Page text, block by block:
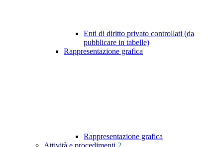
Enti di diritto privato controllati (da
pubblicare in tabelle)
Rappresentazione grafica
Rappresentazione grafica